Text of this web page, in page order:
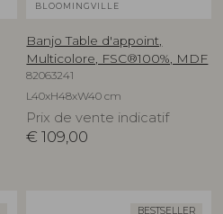
BLOOMINGVILLE
Banjo Table d'appoint,
Multicolore, FSC®100%, MDF
82063241
L40xH48xW40 cm
Prix de vente indicatif
€ 109,00
BESTSELLER